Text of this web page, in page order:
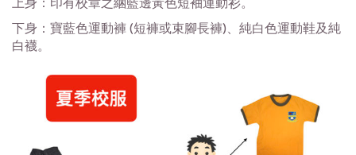
上身：印有校章之綑藍邊黃色短袖運動衫。
下身：寶藍色運動褲 (短褲或束腳長褲)、純白色運動鞋及純
白襪。